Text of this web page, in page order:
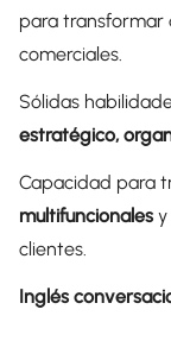
para transformar
comerciales.
Sólidas
estratégico,
Capacidad para
multifuncionales y
clientes.
Inglés